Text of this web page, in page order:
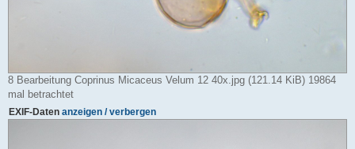
8 Bearbeitung Coprinus Micaceus Velum 12 40x.jpg (121.14 KiB) 19864
mal betrachtet
EXIF-Daten anzeigen / verbergen